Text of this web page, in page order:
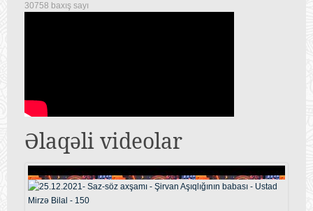
30758 baxış sayı
Əlaqəli videolar